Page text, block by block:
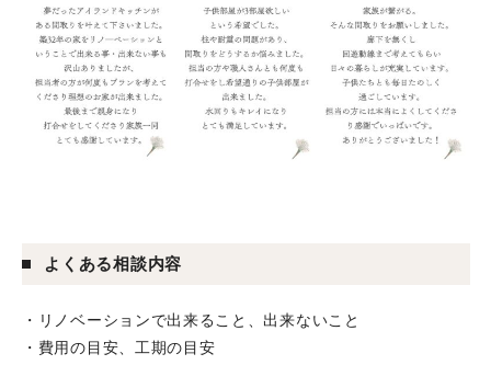
よくある相談内容
・リノベーションで出来ること、出来ないこと
・費用の目安、工期の目安